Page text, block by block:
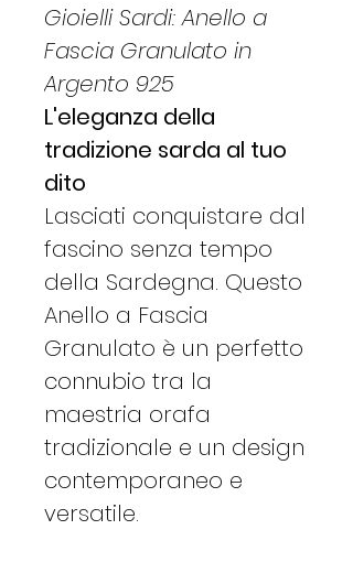
Gioielli Sardi: Anello a
Fascia Granulato in
Argento 925
L'eleganza della
tradizione sarda al tuo
dito
Lasciati conquistare dal
fascino senza tempo
della Sardegna. Questo
Anello a Fascia
Granulato è un perfetto
connubio tra la
maestria orafa
tradizionale e un design
contemporaneo e
versatile.